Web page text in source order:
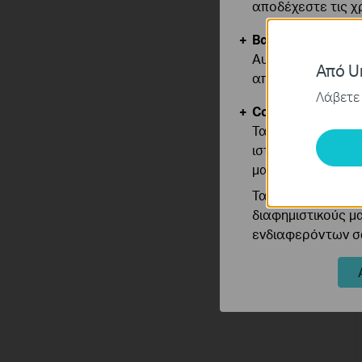
Από
Λάβετε
αποδέχεστε τις
Βασικά Cookies
Αυτά τα cookie
Cookies
Τα cookie
ιστότοπό μας
μας.
Τα διαφημιστικά
διαφημιστικούς
ενδιαφερόντων